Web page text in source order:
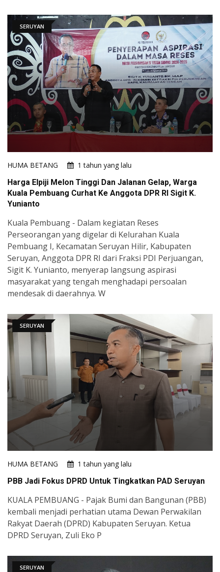
SERUYAN
HUMA BETANG
1 tahun yang lalu
Harga Elpiji Melon Tinggi Dan Jalanan Gelap, Warga
Kuala Pembuang Curhat Ke Anggota DPR RI Sigit K.
Yunianto
Kuala Pembuang - Dalam kegiatan Reses
Perseorangan yang digelar di Kelurahan Kuala
Pembuang I, Kecamatan Seruyan Hilir, Kabupaten
Seruyan, Anggota DPR RI dari Fraksi PDI Perjuangan,
Sigit K. Yunianto, menyerap langsung aspirasi
masyarakat yang tengah menghadapi persoalan
mendesak di daerahnya. W
SERUYAN
HUMA BETANG
1 tahun yang lalu
PBB Jadi Fokus DPRD Untuk Tingkatkan PAD Seruyan
KUALA PEMBUANG - Pajak Bumi dan Bangunan (PBB)
kembali menjadi perhatian utama Dewan Perwakilan
Rakyat Daerah (DPRD) Kabupaten Seruyan. Ketua
DPRD Seruyan, Zuli Eko P
SERUYAN